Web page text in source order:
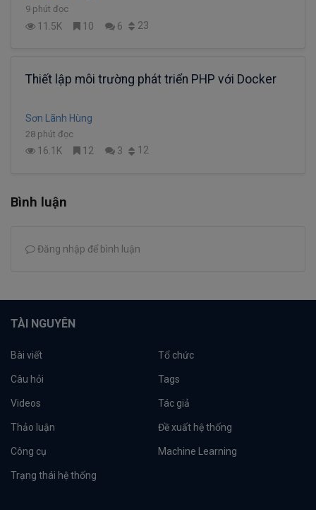
9 phút đọc
11.5K 10 6 23
Thiết lập môi trường phát triển PHP với Docker
Sơn Lãnh Hùng
28 phút đọc
16.1K 12 3 12
Bình luận
Đăng nhập để bình luận
TÀI NGUYÊN
Bài viết Tổ chức
Câu hỏi Tags
Videos Tác giả
Thảo luận Đề xuất hệ thống
Công cụ Machine Learning
Trạng thái hệ thống